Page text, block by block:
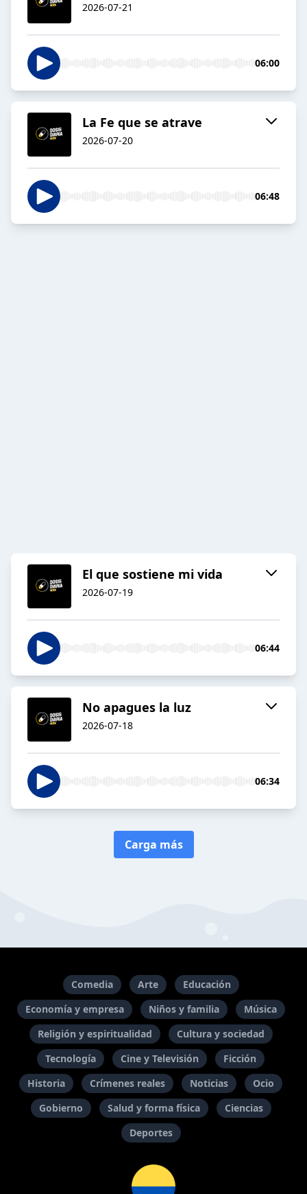
2026-07-21
06:00
La Fe que se atrave
2026-07-20
06:48
El que sostiene mi vida
2026-07-19
06:44
No apagues la luz
2026-07-18
06:34
Carga más
Comedia Arte
Educación
Economía y empresa
Niños y familia
Música
Religión y espiritualidad
Cultura y sociedad
Tecnología
Cine y Televisión
Ficción
Historia
Crímenes reales Noticias
Ocio
Gobierno
Salud y forma física
Ciencias
Deportes